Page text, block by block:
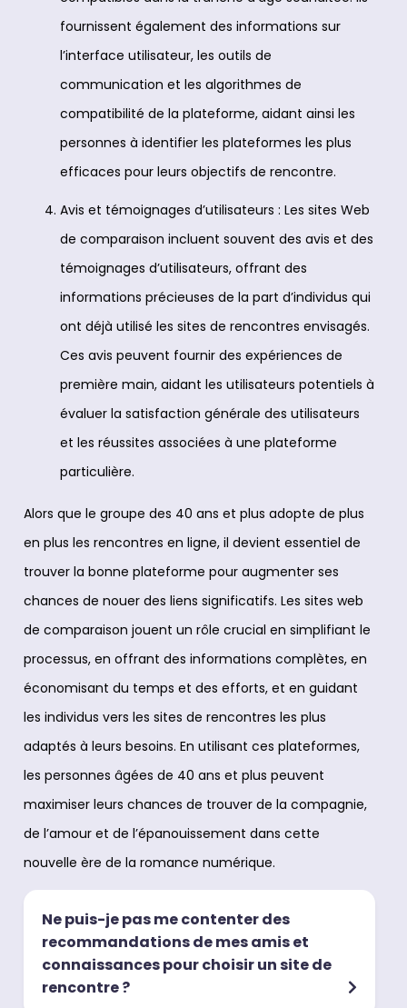
fournissent également des informations sur
l’interface utilisateur, les outils de
communication et les algorithmes de
compatibilité de la plateforme, aidant ainsi les
personnes à identifier les plateformes les plus
efficaces pour leurs objectifs de rencontre.
Avis et témoignages d’utilisateurs : Les sites Web
de comparaison incluent souvent des avis et des
témoignages d’utilisateurs, offrant des
informations précieuses de la part d’individus qui
ont déjà utilisé les sites de rencontres envisagés.
Ces avis peuvent fournir des expériences de
première main, aidant les utilisateurs potentiels à
évaluer la satisfaction générale des utilisateurs
et les réussites associées à une plateforme
particulière.
Alors que le groupe des 40 ans et plus adopte de plus
en plus les rencontres en ligne, il devient essentiel de
trouver la bonne plateforme pour augmenter ses
chances de nouer des liens significatifs. Les sites web
de comparaison jouent un rôle crucial en simplifiant le
processus, en offrant des informations complètes, en
économisant du temps et des efforts, et en guidant
les individus vers les sites de rencontres les plus
adaptés à leurs besoins. En utilisant ces plateformes,
les personnes âgées de 40 ans et plus peuvent
maximiser leurs chances de trouver de la compagnie,
de l’amour et de l’épanouissement dans cette
nouvelle ère de la romance numérique.
Ne puis-je pas me contenter des
recommandations de mes amis et
connaissances pour choisir un site de
rencontre ?